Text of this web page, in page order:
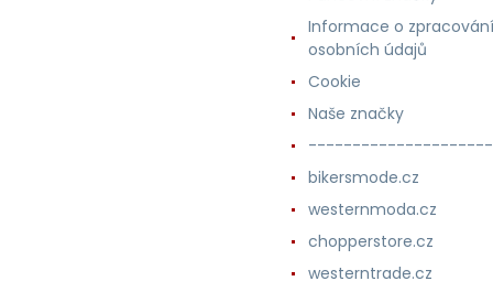
Informace o zpracování
osobních údajů
Cookie
Naše značky
bikersmode.cz
westernmoda.cz
chopperstore.cz
westerntrade.cz